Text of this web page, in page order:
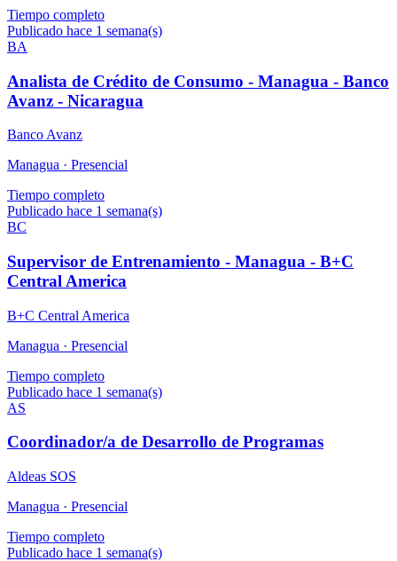
Tiempo completo
Publicado hace 1 semana(s)
BA
Analista de Crédito de Consumo - Managua - Banco
Avanz - Nicaragua
Banco Avanz
Managua · Presencial
Tiempo completo
Publicado hace 1 semana(s)
BC
Supervisor de Entrenamiento - Managua - B+C
Central America
B+C Central America
Managua · Presencial
Tiempo completo
Publicado hace 1 semana(s)
AS
Coordinador/a de Desarrollo de Programas
Aldeas SOS
Managua · Presencial
Tiempo completo
Publicado hace 1 semana(s)